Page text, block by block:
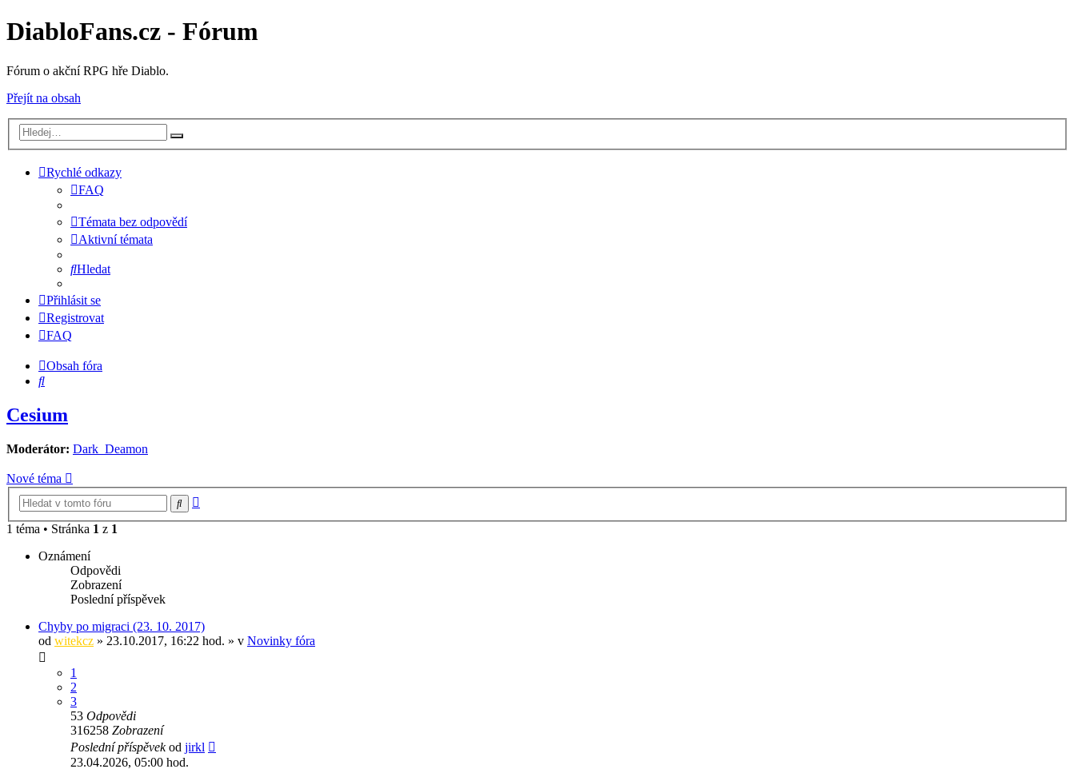
DiabloFans.cz - Fórum
Fórum o akční RPG hře Diablo.
Přejít na obsah
Rychlé odkazy
FAQ
Témata bez odpovědí
Aktivní témata
Hledat
Přihlásit se
Registrovat
FAQ
Obsah fóra
Hledat
Cesium
Moderátor: Dark_Deamon
Nové téma
Hledat
1 téma • Stránka 1 z 1
Oznámení
Odpovědi
Zobrazení
Poslední příspěvek
Chyby po migraci (23. 10. 2017)
od witekcz » 23.10.2017, 16:22 hod. » v Novinky fóra
1
2
3
53 Odpovědi
316258 Zobrazení
Poslední příspěvekod jirkl
23.04.2026, 05:00 hod.